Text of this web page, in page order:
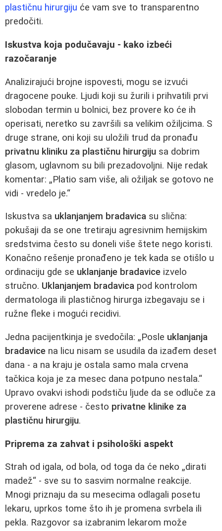
plastičnu hirurgiju će vam sve to transparentno
predočiti.
Iskustva koja podučavaju - kako izbeći
razočaranje
Analizirajući brojne ispovesti, mogu se izvući
dragocene pouke. Ljudi koji su žurili i prihvatili prvi
slobodan termin u bolnici, bez provere ko će ih
operisati, neretko su završili sa velikim ožiljcima. S
druge strane, oni koji su uložili trud da pronađu
privatnu kliniku za plastičnu hirurgiju sa dobrim
glasom, uglavnom su bili prezadovoljni. Nije redak
komentar: „Platio sam više, ali ožiljak se gotovo ne
vidi - vredelo je.“
Iskustva sa uklanjanjem bradavica su slična:
pokušaji da se one tretiraju agresivnim hemijskim
sredstvima često su doneli više štete nego koristi.
Konačno rešenje pronađeno je tek kada se otišlo u
ordinaciju gde se uklanjanje bradavice izvelo
stručno. Uklanjanjem bradavica pod kontrolom
dermatologa ili plastičnog hirurga izbegavaju se i
ružne fleke i mogući recidivi.
Jedna pacijentkinja je svedočila: „Posle uklanjanja
bradavice na licu nisam se usudila da izađem deset
dana - a na kraju je ostala samo mala crvena
tačkica koja je za mesec dana potpuno nestala.“
Upravo ovakvi ishodi podstiču ljude da se odluče za
proverene adrese - često privatne klinike za
plastičnu hirurgiju.
Priprema za zahvat i psihološki aspekt
Strah od igala, od bola, od toga da će neko „dirati
madež“ - sve su to sasvim normalne reakcije.
Mnogi priznaju da su mesecima odlagali posetu
lekaru, uprkos tome što ih je promena svrbela ili
pekla. Razgovor sa izabranim lekarom može